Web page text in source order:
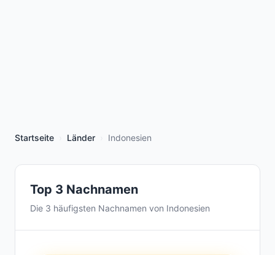
Startseite Länder Indonesien
Top 3 Nachnamen
Die 3 häufigsten Nachnamen von Indonesien